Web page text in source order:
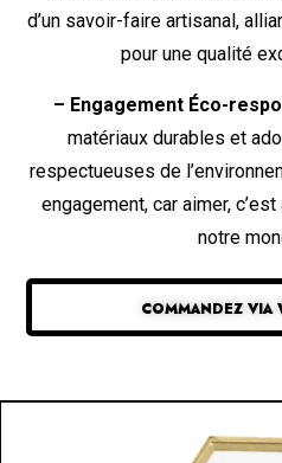
d’un savoir-faire artisanal,
pour une qualité
– Engagement Éco-
matériaux durables et
respectueuses de
engagement, car aimer,
notre
COMMANDEZ VIA